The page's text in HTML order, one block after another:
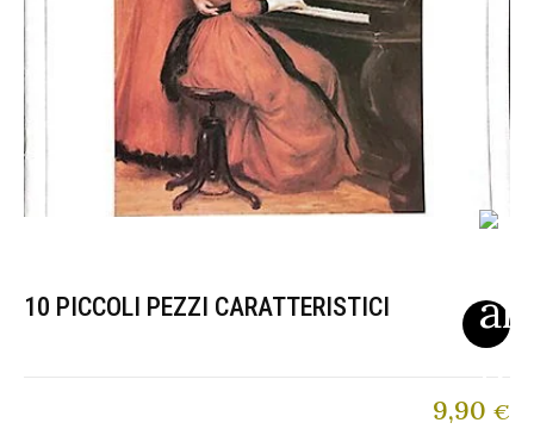
10 PICCOLI PEZZI CARATTERISTICI
9,90 €